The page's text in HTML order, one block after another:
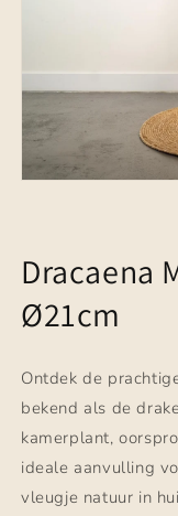
Dracaena
Ø21cm
Ontdek de
bekend als de
kamerplant,
ideale aanvulling
vleugje natuur in